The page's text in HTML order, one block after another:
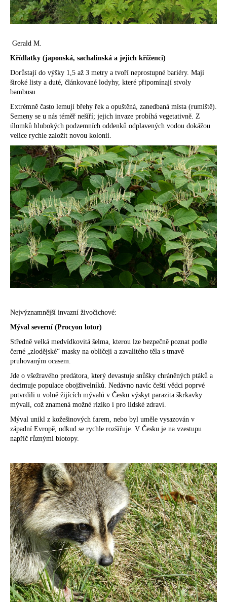
Gerald M.
Křídlatky (japonská, sachalinská a jejich kříženci)
Dorůstají do výšky 1,5 až 3 metry a tvoří neprostupné bariéry. Mají
široké listy a duté, článkované lodyhy, které připomínají stvoly
bambusu.
Extrémně často lemují břehy řek a opuštěná, zanedbaná místa (rumiště).
Semeny se u nás téměř nešíří; jejich invaze probíhá vegetativně. Z
úlomků hlubokých podzemních oddenků odplavených vodou dokážou
velice rychle založit novou kolonii.
Nejvýznamnější invazní živočichové:
Mýval severní (Procyon lotor)
Středně velká medvídkovitá šelma, kterou lze bezpečně poznat podle
černé „zlodějské“ masky na obličeji a zavalitého těla s tmavě
pruhovaným ocasem.
Jde o všežravého predátora, který devastuje snůšky chráněných ptáků a
decimuje populace obojživelníků. Nedávno navíc čeští vědci poprvé
potvrdili u volně žijících mývalů v Česku výskyt parazita škrkavky
mývalí, což znamená možné riziko i pro lidské zdraví.
Mýval unikl z kožešinových farem, nebo byl uměle vysazován v
západní Evropě, odkud se rychle rozšiřuje. V Česku je na vzestupu
napříč různými biotopy.